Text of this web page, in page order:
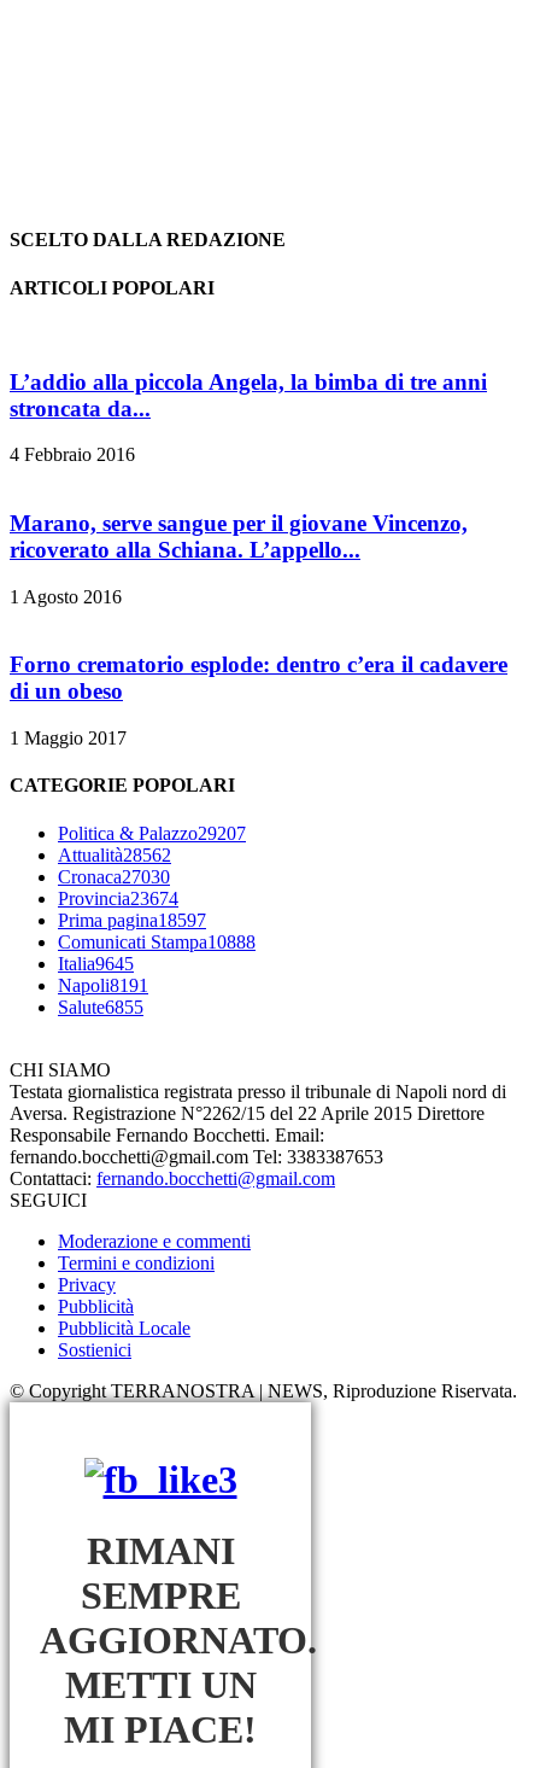
SCELTO DALLA REDAZIONE
ARTICOLI POPOLARI
L’addio alla piccola Angela, la bimba di tre anni
stroncata da...
4 Febbraio 2016
Marano, serve sangue per il giovane Vincenzo,
ricoverato alla Schiana. L’appello...
1 Agosto 2016
Forno crematorio esplode: dentro c’era il cadavere
di un obeso
1 Maggio 2017
CATEGORIE POPOLARI
Politica & Palazzo29207
Attualità28562
Cronaca27030
Provincia23674
Prima pagina18597
Comunicati Stampa10888
Italia9645
Napoli8191
Salute6855
CHI SIAMO
Testata giornalistica registrata presso il tribunale di Napoli nord di
Aversa. Registrazione N°2262/15 del 22 Aprile 2015 Direttore
Responsabile Fernando Bocchetti. Email:
fernando.bocchetti@gmail.com Tel: 3383387653
Contattaci: fernando.bocchetti@gmail.com
SEGUICI
Moderazione e commenti
Termini e condizioni
Privacy
Pubblicità
Pubblicità Locale
Sostienici
© Copyright TERRANOSTRA | NEWS, Riproduzione Riservata.
RIMANI
SEMPRE
AGGIORNATO.
METTI UN
MI PIACE!